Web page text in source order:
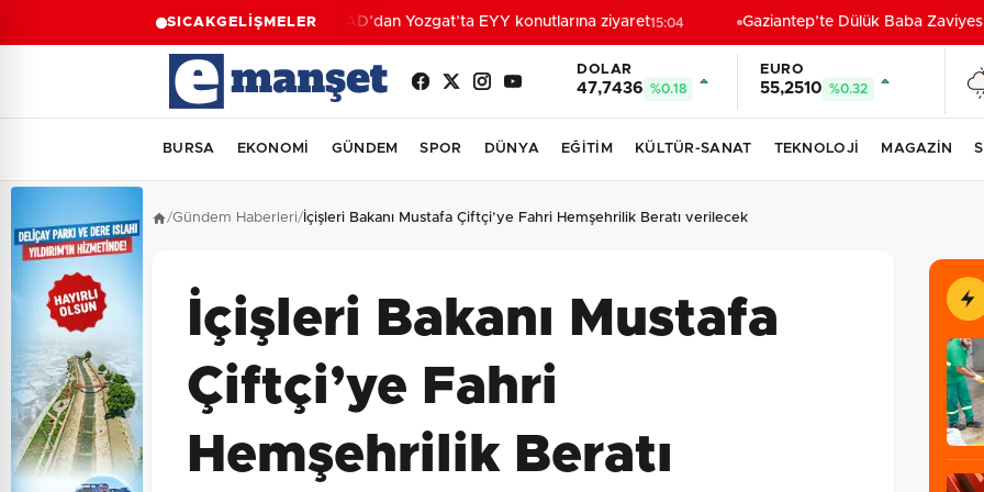
SICAKGELİŞMELERAFAD’dan Yozgat’ta EYY konutlarına ziyaret15:04 Gaziantep’te Dülük Baba
DOLAR
47,7436 %0.18
EURO
55,2510 %0.32
BURSA EKONOMİ GÜNDEM SPOR DÜNYA EĞİTİM KÜLTÜR-SANAT TEKNOLOJİ MAGAZİN
/Gündem Haberleri/ İçişleri Bakanı Mustafa Çiftçi’ye Fahri Hemşehrilik Beratı verilecek
İçişleri Bakanı Mustafa
Çiftçi’ye Fahri
Hemşehrilik Beratı